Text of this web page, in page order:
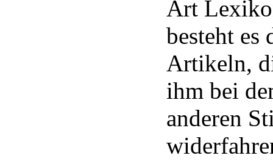
Art
besteht es
Artikeln,
ihm bei
anderen